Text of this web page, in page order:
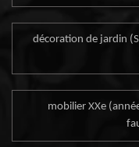
décoration de jardin
mobilier XXe